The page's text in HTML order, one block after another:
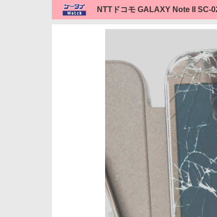
NTTドコモ GALAXY Note II SC-